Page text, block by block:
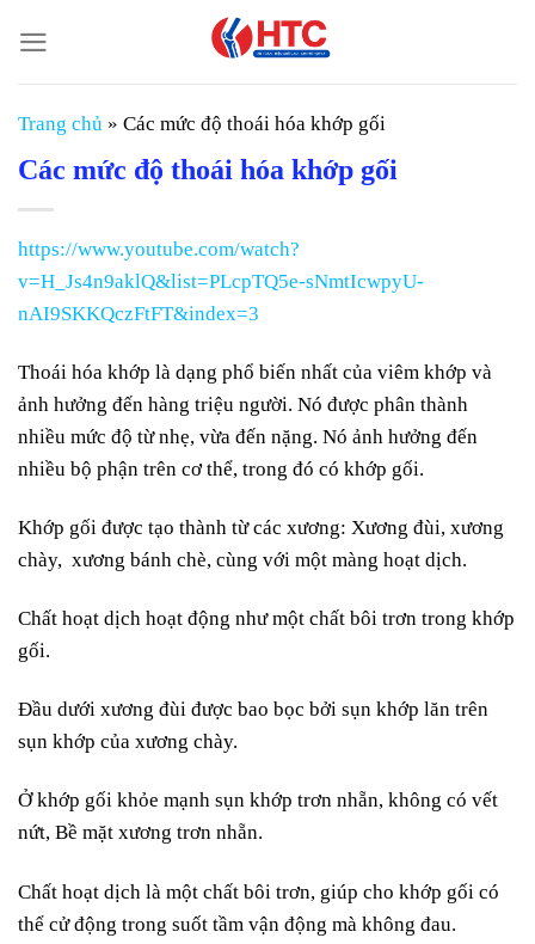
đến
nội
dung
Trang chủ » Các mức độ thoái hóa khớp gối
Các mức độ thoái hóa khớp gối
https://www.youtube.com/watch?
v=H_Js4n9aklQ&list=PLcpTQ5e-sNmtIcwpyU-
nAI9SKKQczFtFT&index=3
Thoái hóa khớp là dạng phổ biến nhất của viêm khớp và
ảnh hưởng đến hàng triệu người. Nó được phân thành
nhiều mức độ từ nhẹ, vừa đến nặng. Nó ảnh hưởng đến
nhiều bộ phận trên cơ thể, trong đó có khớp gối.
Khớp gối được tạo thành từ các xương: Xương đùi, xương
chày, xương bánh chè, cùng với một màng hoạt dịch.
Chất hoạt dịch hoạt động như một chất bôi trơn trong khớp
gối.
Đầu dưới xương đùi được bao bọc bởi sụn khớp lăn trên
sụn khớp của xương chày.
Ở khớp gối khỏe mạnh sụn khớp trơn nhẵn, không có vết
nứt, Bề mặt xương trơn nhẵn.
Chất hoạt dịch là một chất bôi trơn, giúp cho khớp gối có
thể cử động trong suốt tầm vận động mà không đau.